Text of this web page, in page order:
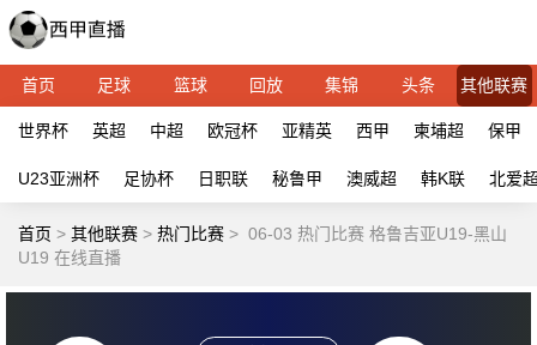
首页 足球 篮球 回放 集锦 头条 其他联赛
世界杯 英超 中超 欧冠杯 亚精英 西甲 柬埔超 保甲
U23亚洲杯 足协杯 日职联 秘鲁甲 澳威超 韩K联 北爱
首页 > 其他联赛 > 热门比赛 > 06-03 热门比赛 格鲁吉亚U19-黑山
U19 在线直播